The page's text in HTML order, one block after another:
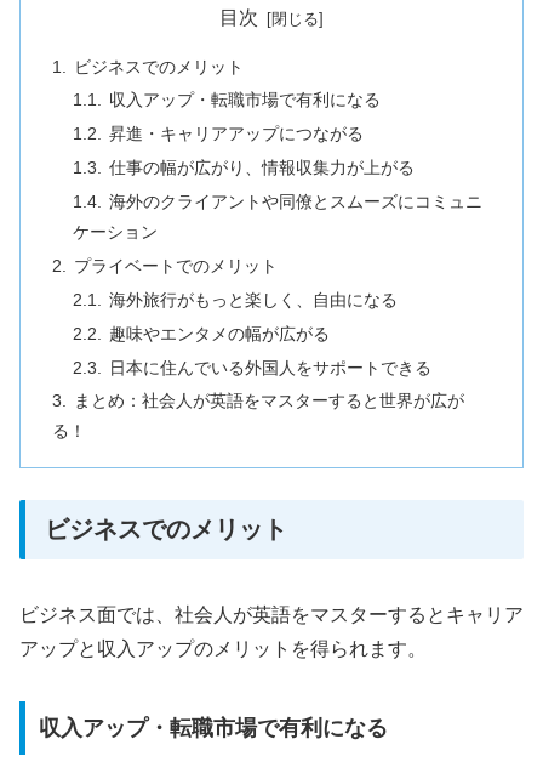
目次
ビジネスでのメリット
収入アップ・転職市場で有利になる
昇進・キャリアアップにつながる
仕事の幅が広がり、情報収集力が上がる
海外のクライアントや同僚とスムーズにコミュニ
ケーション
プライベートでのメリット
海外旅行がもっと楽しく、自由になる
趣味やエンタメの幅が広がる
日本に住んでいる外国人をサポートできる
まとめ：社会人が英語をマスターすると世界が広が
る！
ビジネスでのメリット
ビジネス面では、社会人が英語をマスターするとキャリア
アップと収入アップのメリットを得られます。
収入アップ・転職市場で有利になる